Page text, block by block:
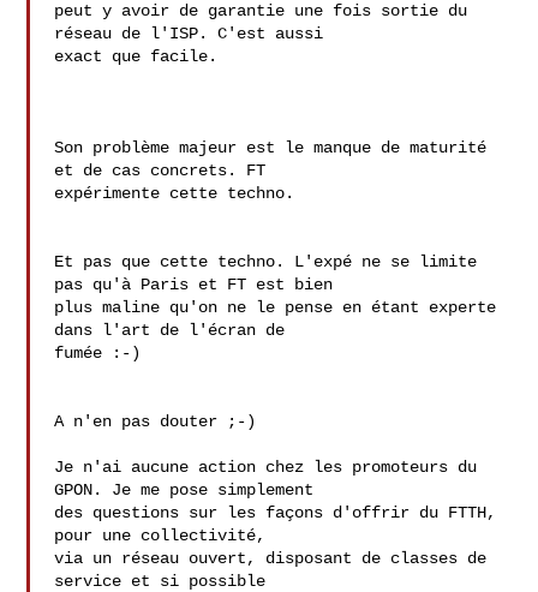
peut y avoir de garantie une fois sortie du
réseau de l'ISP. C'est aussi
exact que facile.
Son problème majeur est le manque de maturité
et de cas concrets. FT
expérimente cette techno.
Et pas que cette techno. L'expé ne se limite
pas qu'à Paris et FT est bien
plus maline qu'on ne le pense en étant experte
dans l'art de l'écran de
fumée :-)
A n'en pas douter ;-)
Je n'ai aucune action chez les promoteurs du
GPON. Je me pose simplement
des questions sur les façons d'offrir du FTTH,
pour une collectivité,
via un réseau ouvert, disposant de classes de
service et si possible